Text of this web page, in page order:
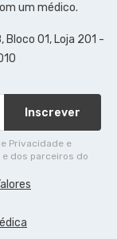
um médico.
Bloco 01, Loja 201 -
Inscrever
Privacidade e
dos parceiros do